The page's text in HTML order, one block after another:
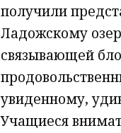
получили
Ладожскому
связывающей
увиденному,
Учащиеся